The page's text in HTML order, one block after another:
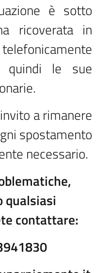
è sotto
ricoverata in
le sue
a rimanere
spostamento
necessario.
qualsiasi
contattare: